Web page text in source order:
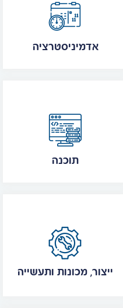
אדמיניסטרציה
תוכנה
ייצור, מכונות ותעשייה